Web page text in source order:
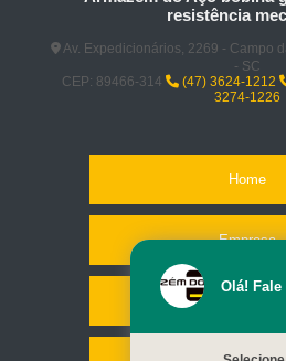
resistência
Av. Expedicionários, 2269 - Campo
- SC
CEP: 89466-314
(47) 3624-1212
3274-1226
Home
Empresa
Olá!